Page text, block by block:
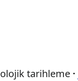
tarihleme